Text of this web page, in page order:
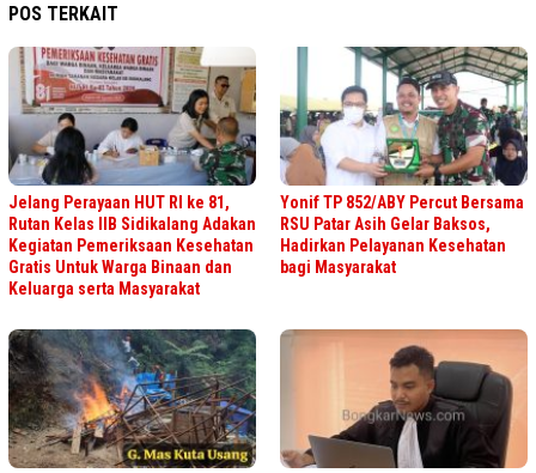
POS TERKAIT
Jelang Perayaan HUT RI ke 81,
Rutan Kelas IIB Sidikalang Adakan
Kegiatan Pemeriksaan Kesehatan
Gratis Untuk Warga Binaan dan
Keluarga serta Masyarakat
Yonif TP 852/ABY Percut Bersama
RSU Patar Asih Gelar Baksos,
Hadirkan Pelayanan Kesehatan
bagi Masyarakat